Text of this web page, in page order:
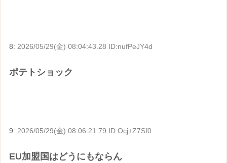
8: 2026/05/29(金) 08:04:43.28 ID:nufPeJY4d
ポテトショック
9: 2026/05/29(金) 08:06:21.79 ID:Ocj+Z7Sf0
EU加盟国はどうにもならん